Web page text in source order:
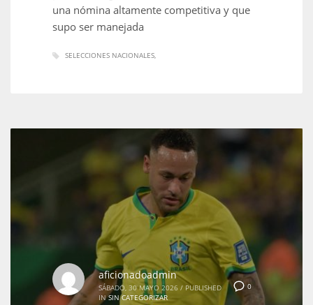
una nómina altamente competitiva y que
supo ser manejada
SELECCIONES NACIONALES
0
aficionadoadmin
SÁBADO, 30 MAYO 2026 / PUBLISHED
IN SIN CATEGORIZAR